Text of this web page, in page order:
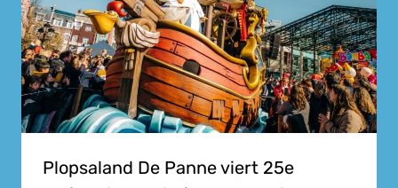
Plopsaland De Panne viert 25e